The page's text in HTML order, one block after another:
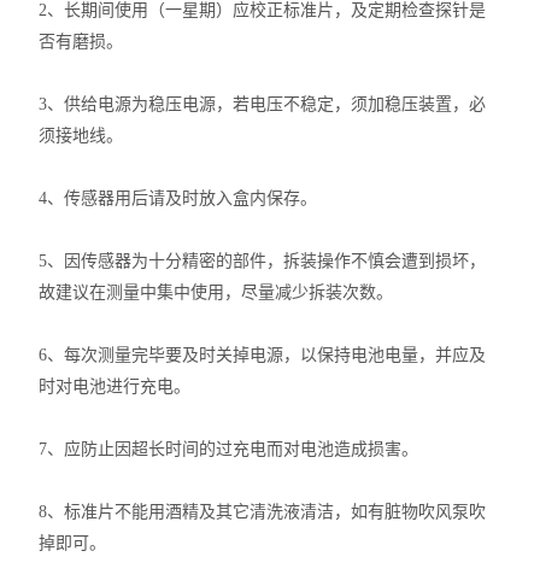
频闪仪
风速计
张力仪
声级计
拉力计
温湿度仪
湿膜仪
2、长期间使用（一星期）应校正标准片，及定期检查探针是
否有磨损。
3、供给电源为稳压电源，若电压不稳定，须加稳压装置，必
须接地线。
4、传感器用后请及时放入盒内保存。
5、因传感器为十分精密的部件，拆装操作不慎会遭到损坏，
故建议在测量中集中使用，尽量减少拆装次数。
6、每次测量完毕要及时关掉电源，以保持电池电量，并应及
时对电池进行充电。
7、应防止因超长时间的过充电而对电池造成损害。
8、标准片不能用酒精及其它清洗液清洁，如有脏物吹风泵吹
掉即可。